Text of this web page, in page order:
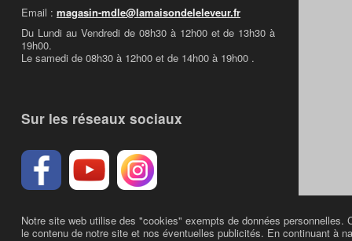
Email : magasin-mdle@lamaisondeleleveur.fr
Du Lundi au Vendredi de 08h30 à 12h00 et de 13h30 à
19h00.
Le samedi de 08h30 à 12h00 et de 14h00 à 19h00 .
Sur les réseaux sociaux
Notre site web utilise des "cookies" exempts de données
le contenu de notre site et nos éventuelles publicités. En continuant à